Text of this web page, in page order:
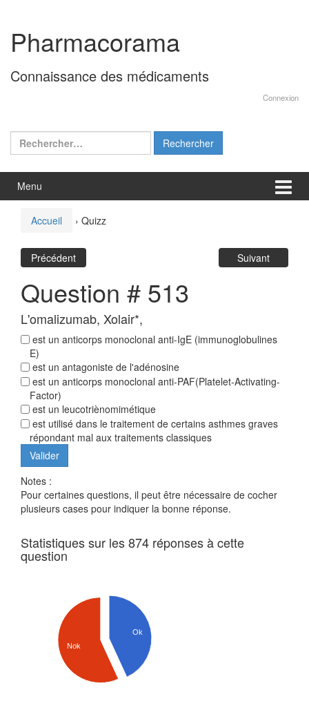
contenu
menu
principal
Pharmacorama
Connaissance des médicaments
Connexion
Rechercher :
Menu
Accueil › Quizz
Précédent Suivant
Question # 513
L'omalizumab, Xolair*,
est un anticorps monoclonal anti-IgE (immunoglobulines
E)
est un antagoniste de l'adénosine
est un anticorps monoclonal anti-PAF(Platelet-Activating-
Factor)
est un leucotriènomimétique
est utilisé dans le traitement de certains asthmes graves
répondant mal aux traitements classiques
Notes :
Pour certaines questions, il peut être nécessaire de cocher
plusieurs cases pour indiquer la bonne réponse.
Statistiques sur les 874 réponses à cette
question
Ok
Nok